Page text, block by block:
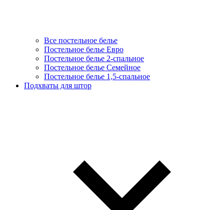
Все постельное белье
Постельное белье Евро
Постельное белье 2-спальное
Постельное белье Семейное
Постельное белье 1,5-спальное
Подхваты для штор